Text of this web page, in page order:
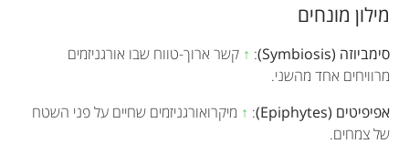
מילון מונחים
סימביוזה (Symbiosis) :
↑ קשר ארוך-טווח שבו אורגניזמים
מרוויחים אחד מהשני.
אפיפיטים (Epiphytes)
:
↑ מיקרואורגניזמים שחיים על פני השטח
של צמחים.